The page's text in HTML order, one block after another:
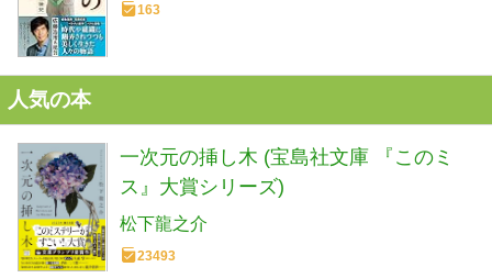
163
人気の本
一次元の挿し木 (宝島社文庫 『このミ
ス』大賞シリーズ)
松下龍之介
23493